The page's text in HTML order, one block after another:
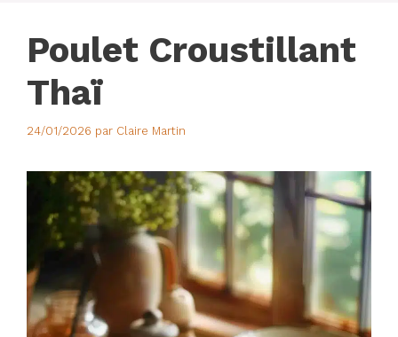
Poulet Croustillant
Thaï
24/01/2026 par Claire Martin